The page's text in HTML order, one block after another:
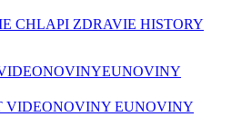
CHLAPI ZDRAVIE HISTORY
EUNOVINY
VIDEONOVINY EUNOVINY